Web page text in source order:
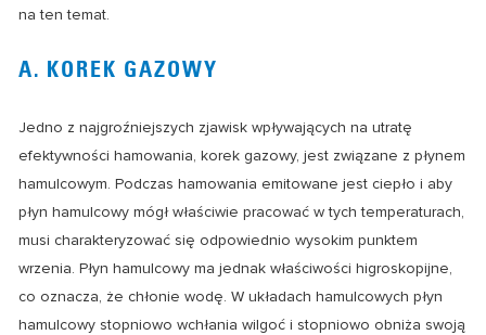
na ten temat.
A. KOREK GAZOWY
Jedno z najgroźniejszych zjawisk wpływających na utratę
efektywności hamowania, korek gazowy, jest związane z płynem
hamulcowym. Podczas hamowania emitowane jest ciepło i aby
płyn hamulcowy mógł właściwie pracować w tych temperaturach,
musi charakteryzować się odpowiednio wysokim punktem
wrzenia. Płyn hamulcowy ma jednak właściwości higroskopijne,
co oznacza, że chłonie wodę. W układach hamulcowych płyn
hamulcowy stopniowo wchłania wilgoć i stopniowo obniża swoją